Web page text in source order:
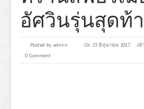
อัศวินรุ่นสุดท้
Posted by admin On 23 มิถุนายน 2017 เข้
0 Comment